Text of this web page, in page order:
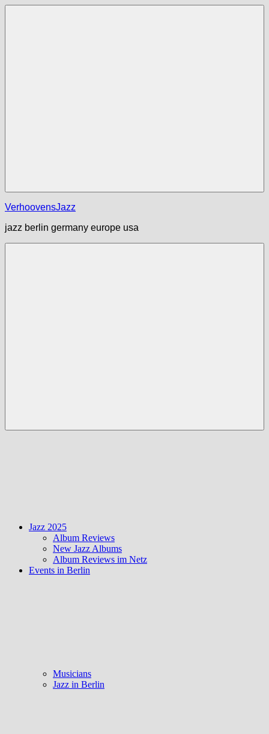
Zum
VerhoovensJazz
jazz berlin germany europe usa
Jazz 2025
Album Reviews
New Jazz Albums
Album Reviews im Netz
Events in Berlin
Musicians
Jazz in Berlin